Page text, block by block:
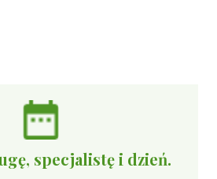
specjalistę i dzień.